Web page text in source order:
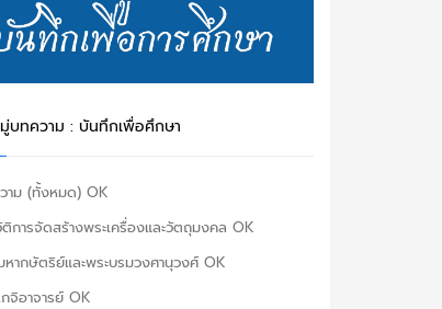
บทความ : บันทึกเพื่อศึกษา
าม (ทั้งหมด) OK
ติการจัดสร้างพระเครื่องและวัตถุมงคล OK
หากษัตริย์และพระบรมวงศานุวงศ์ OK
กจิอาจารย์ OK